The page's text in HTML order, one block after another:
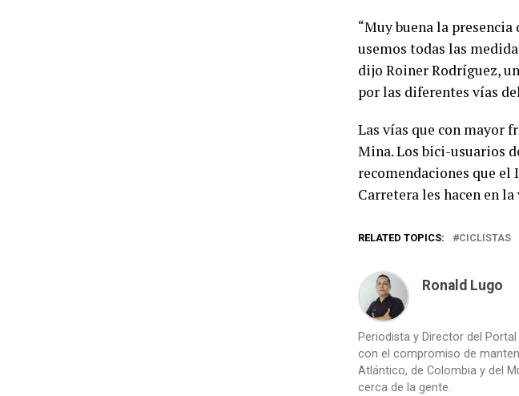
“Muy buena la
usemos todas las
dijo Roiner Rodríguez,
por las diferentes vías
Las vías que con mayor
Mina. Los bici-usuarios
recomendaciones que
Carretera les hacen en
RELATED TOPICS: CICLISTAS
Ronald Lugo
Periodista y Director del
con el compromiso de
Atlántico, de Colombia y del
cerca de la gente.